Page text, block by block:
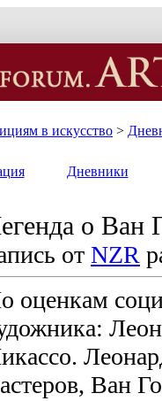
в искусство >
Дневники
о Ван
от NZR
оценкам
Ван